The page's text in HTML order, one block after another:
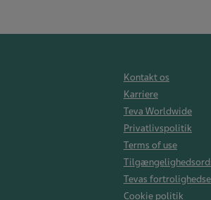
Kontakt os
Karriere
Teva Worldwide
Privatlivspolitik
Terms of use
Tevas
Cookie politik